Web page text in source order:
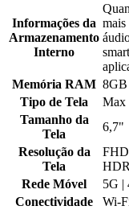
Informações da
Armazenamento
Interno
mais
Memória RAM 8GB
Tipo de Tela
Max
Tamanho da
Tela
6,7"
Resolução da
Tela
Rede Móvel
5G |
Conectividade
Wi-